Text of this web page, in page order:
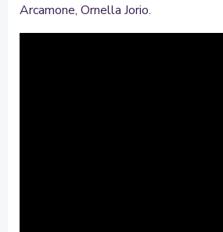
Arcamone, Ornella Jorio.